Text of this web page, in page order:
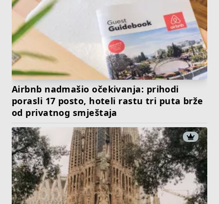
Airbnb nadmašio očekivanja: prihodi
porasli 17 posto, hoteli rastu tri puta brže
od privatnog smještaja